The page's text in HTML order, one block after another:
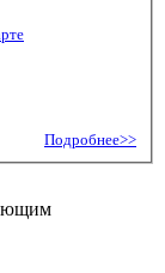
Подробнее>>